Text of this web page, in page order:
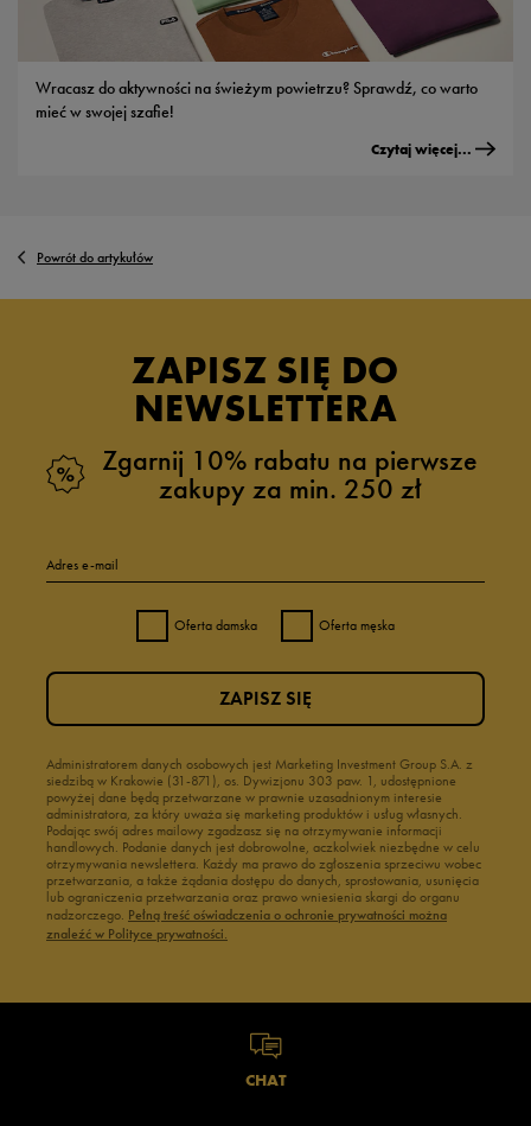
Wracasz do aktywności na świeżym powietrzu? Sprawdź, co warto
mieć w swojej szafie!
Czytaj więcej...
Powrót do artykułów
ZAPISZ SIĘ DO
NEWSLETTERA
Zgarnij 10% rabatu na pierwsze
zakupy za min. 250 zł
Adres e-mail
Oferta damska Oferta męska
Administratorem danych osobowych jest Marketing Investment Group S.A. z
siedzibą w Krakowie (31-871), os. Dywizjonu 303 paw. 1, udostępnione
powyżej dane będą przetwarzane w prawnie uzasadnionym interesie
administratora, za który uważa się marketing produktów i usług własnych.
Podając swój adres mailowy zgadzasz się na otrzymywanie informacji
handlowych. Podanie danych jest dobrowolne, aczkolwiek niezbędne w celu
otrzymywania newslettera. Każdy ma prawo do zgłoszenia sprzeciwu wobec
przetwarzania, a także żądania dostępu do danych, sprostowania, usunięcia
lub ograniczenia przetwarzania oraz prawo wniesienia skargi do organu
nadzorczego. Pełną treść oświadczenia o ochronie prywatności można
znaleźć w Polityce prywatności.
ZAPISZ SIĘ
CHAT